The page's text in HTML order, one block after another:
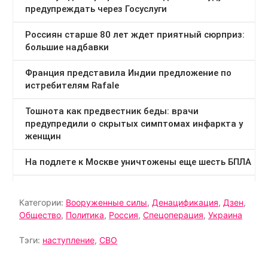
Категории: Вооруженные силы, Денацификация, Дзен,
Общество, Политика, Россия, Спецоперация, Украина
Тэги: наступление, СВО